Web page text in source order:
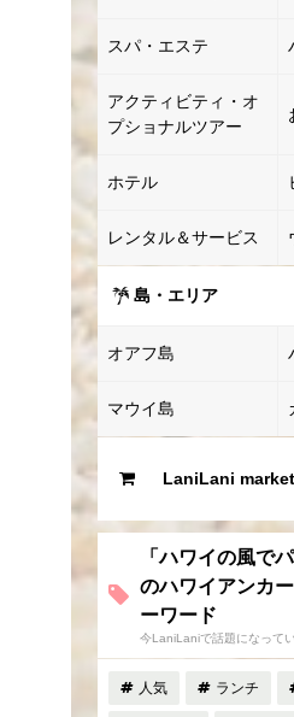
スパ・エステ
アクティビティ・オ
プショナルツアー
ホテル
レンタル＆サービス
島・エリア
オアフ島
マウイ島
LaniLani market
「ハワイの風で
のハワイアンカ
ーワード
今LaniLaniで話題になって
人気 ランチ